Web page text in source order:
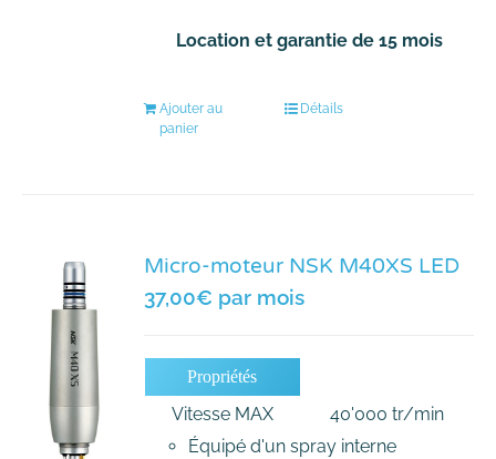
Location et garantie de 15 mois
Ajouter au
panier
Détails
Micro-moteur NSK M40XS LED
37,00€ par mois
Propriétés
Vitesse MAX
40'000 tr/min
Équipé d'un spray interne